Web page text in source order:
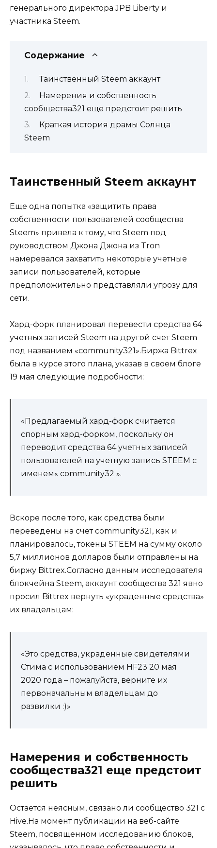
генерального директора JPB Liberty и
участника Steem.
Содержание
Таинственный Steem аккаунт
Намерения и собственность
сообщества321 еще предстоит решить
Краткая история драмы Солнца
Steem
Таинственный Steem аккаунт
Еще одна попытка «защитить права
собственности пользователей сообщества
Steem» привела к тому, что Steem под
руководством Джона Джона из Tron
намеревался захватить некоторые учетные
записи пользователей, которые
предположительно представляли угрозу для
сети.
Хард-форк планировал перевести средства 64
учетных записей Steem на другой счет Steem
под названием «community321».Биржа Bittrex
была в курсе этого плана, указав в своем блоге
19 мая следующие подробности:
«Предлагаемый хард-форк считается
спорным хард-форком, поскольку он
переводит средства 64 учетных записей
пользователей на учетную запись STEEM с
именем« community32 ».
Вскоре после того, как средства были
переведены на счет community321, как и
планировалось, токены STEEM на сумму около
5,7 миллионов долларов были отправлены на
биржу Bittrex.Согласно данным исследователя
блокчейна Steem, аккаунт сообщества 321 явно
просил Bittrex вернуть «украденные средства»
их владельцам:
«Это средства, украденные свидетелями
Стима с использованием HF23 20 мая
2020 года – пожалуйста, верните их
первоначальным владельцам до
развилки :)»
Намерения и собственность
сообщества321 еще предстоит
решить
Остается неясным, связано ли сообщество 321 с
Hive.На момент публикации на веб-сайте
Steem, посвященном исследованию блоков,